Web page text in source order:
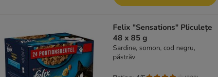
Felix "Sensations" Pliculețe
48 x 85 g
Sardine, somon, cod negru,
păstrăv